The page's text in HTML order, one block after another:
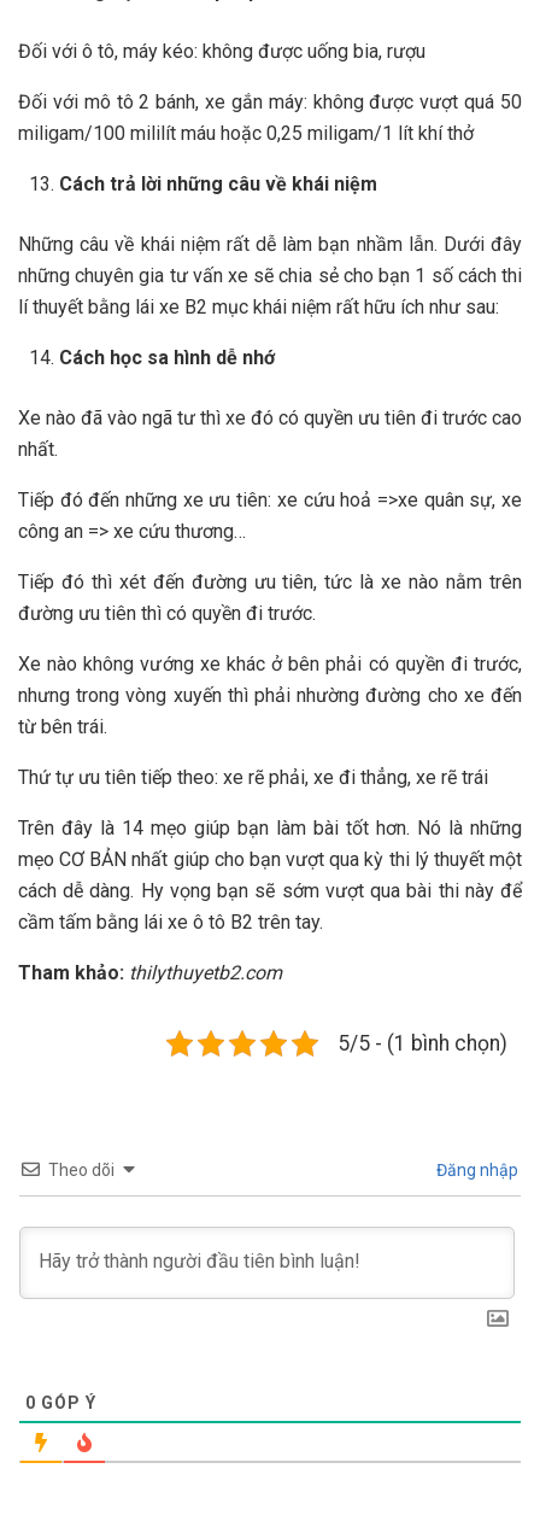
Đối với ô tô, máy kéo: không được uống bia, rượu
Đối với mô tô 2 bánh, xe gắn máy: không được vượt quá 50
miligam/100 mililít máu hoặc 0,25 miligam/1 lít khí thở
Cách trả lời những câu về khái niệm
Những câu về khái niệm rất dễ làm bạn nhầm lẫn. Dưới đây
những chuyên gia tư vấn xe sẽ chia sẻ cho bạn 1 số cách thi
lí thuyết bằng lái xe B2 mục khái niệm rất hữu ích như sau:
Cách học sa hình dễ nhớ
Xe nào đã vào ngã tư thì xe đó có quyền ưu tiên đi trước cao
nhất.
Tiếp đó đến những xe ưu tiên: xe cứu hoả =>xe quân sự, xe
công an => xe cứu thương…
Tiếp đó thì xét đến đường ưu tiên, tức là xe nào nằm trên
đường ưu tiên thì có quyền đi trước.
Xe nào không vướng xe khác ở bên phải có quyền đi trước,
nhưng trong vòng xuyến thì phải nhường đường cho xe đến
từ bên trái.
Thứ tự ưu tiên tiếp theo: xe rẽ phải, xe đi thẳng, xe rẽ trái
Trên đây là 14 mẹo giúp bạn làm bài tốt hơn. Nó là những
mẹo CƠ BẢN nhất giúp cho bạn vượt qua kỳ thi lý thuyết một
cách dễ dàng. Hy vọng bạn sẽ sớm vượt qua bài thi này để
cầm tấm bằng lái xe ô tô B2 trên tay.
Tham khảo: thilythuyetb2.com
5/5 - (1 bình chọn)
Theo dõi Đăng nhập
0 GÓP Ý